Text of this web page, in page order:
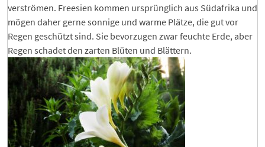
verströmen. Freesien kommen ursprünglich aus Südafrika und
mögen daher gerne sonnige und warme Plätze, die gut vor
Regen geschützt sind. Sie bevorzugen zwar feuchte Erde, aber
Regen schadet den zarten Blüten und Blättern.